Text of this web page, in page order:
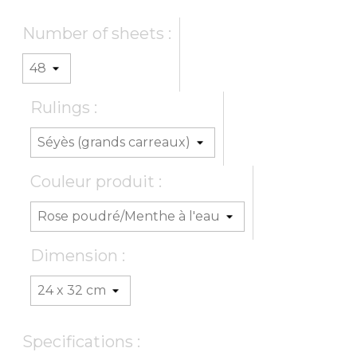
Number of sheets :
Rulings :
Couleur produit :
Dimension :
Specifications :